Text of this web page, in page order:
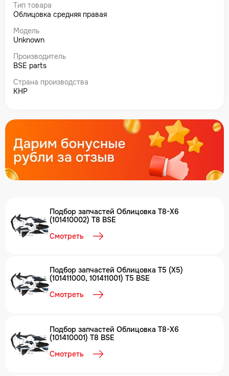
Тип товара
Облицовка средняя правая
Модель
Unknown
Производитель
BSE parts
Страна производства
КНР
Подбор запчастей Облицовка T8-X6
(101410002) T8 BSE
Смотреть
Подбор запчастей Облицовка T5 (X5)
(101411000, 101411001) T5 BSE
Смотреть
Подбор запчастей Облицовка T8-X6
(101410001) T8 BSE
Смотреть